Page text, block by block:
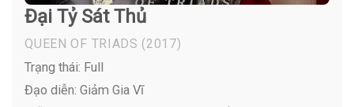
Đại Tỷ Sát Thủ
QUEEN OF TRIADS (2017)
Trạng thái: Full
Đạo diễn: Giảm Gia Vĩ